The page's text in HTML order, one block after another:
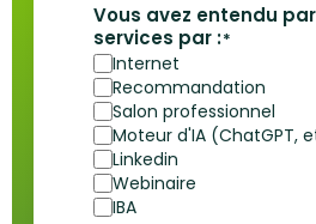
Vous avez entendu
services par :*
Internet
Recommandation
Salon professionnel
Moteur d'IA (ChatGPT,
Linkedin
Webinaire
IBA